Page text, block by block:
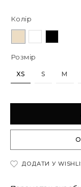
Колір
Розмір
XS S M
ДОДАТИ У